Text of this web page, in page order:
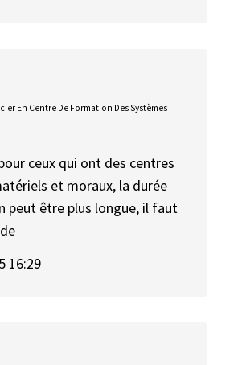
En Centre De Formation Des Systèmes
ceux qui ont des centres
et moraux, la durée
peut être plus longue, il faut
16:29